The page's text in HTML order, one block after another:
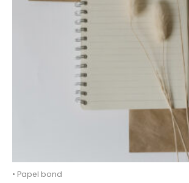
• Papel bond